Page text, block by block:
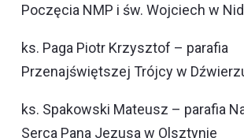
Poczęcia NMP i św. Wojciech w
ks. Paga Piotr Krzysztof – parafia
Przenajświętszej Trójcy w
ks. Spakowski Mateusz – parafia
Serca Pana Jezusa w Olsztynie